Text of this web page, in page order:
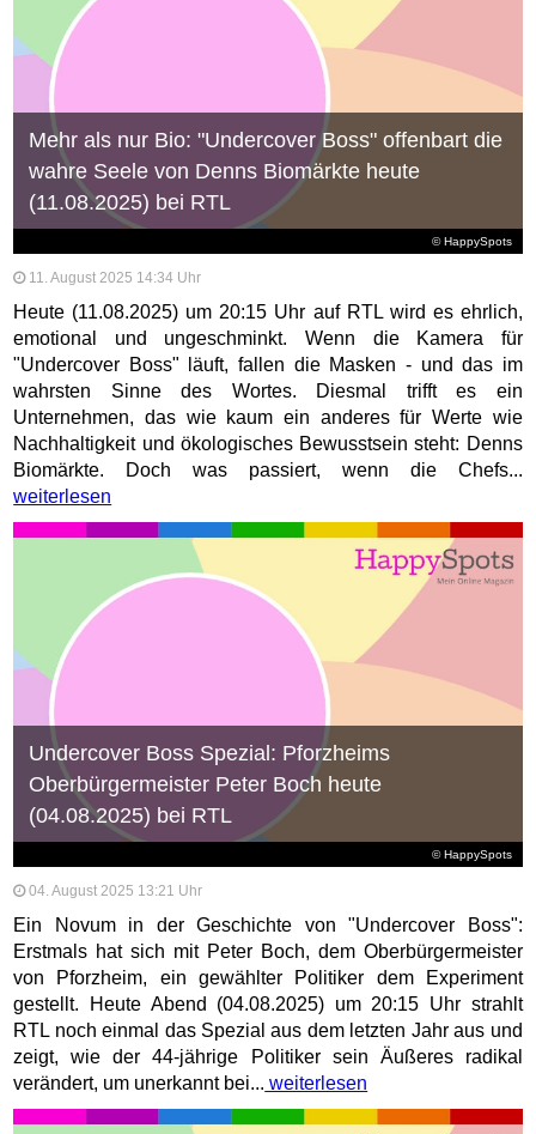
© HappySpots
Mehr als nur Bio: "Undercover Boss" offenbart die
wahre Seele von Denns Biomärkte heute
(11.08.2025) bei RTL
11. August 2025 14:34 Uhr
Heute (11.08.2025) um 20:15 Uhr auf RTL wird es ehrlich,
emotional und ungeschminkt. Wenn die Kamera für
"Undercover Boss" läuft, fallen die Masken - und das im
wahrsten Sinne des Wortes. Diesmal trifft es ein
Unternehmen, das wie kaum ein anderes für Werte wie
Nachhaltigkeit und ökologisches Bewusstsein steht: Denns
Biomärkte. Doch was passiert, wenn die Chefs...
weiterlesen
© HappySpots
Undercover Boss Spezial: Pforzheims
Oberbürgermeister Peter Boch heute
(04.08.2025) bei RTL
04. August 2025 13:21 Uhr
Ein Novum in der Geschichte von "Undercover Boss":
Erstmals hat sich mit Peter Boch, dem Oberbürgermeister
von Pforzheim, ein gewählter Politiker dem Experiment
gestellt. Heute Abend (04.08.2025) um 20:15 Uhr strahlt
RTL noch einmal das Spezial aus dem letzten Jahr aus und
zeigt, wie der 44-jährige Politiker sein Äußeres radikal
verändert, um unerkannt bei... weiterlesen